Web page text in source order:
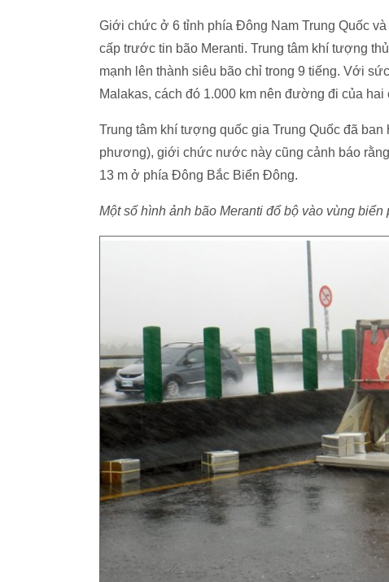
Giới chức ở 6 tỉnh phía Đông Nam Trung Quốc
cấp trước tin bão Meranti. Trung tâm khí tượng
mạnh lên thành siêu bão chỉ trong 9 tiếng. Với
Malakas, cách đó 1.000 km nên đường đi của hai
Trung tâm khí tượng quốc gia Trung Quốc đã
phương), giới chức nước này cũng cảnh báo
13 m ở phía Đông Bắc Biển Đông.
Một số hình ảnh bão Meranti đổ bộ vào vùng